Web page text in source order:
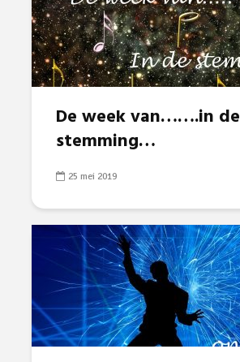
De week van…….in de
stemming…
25 mei 2019